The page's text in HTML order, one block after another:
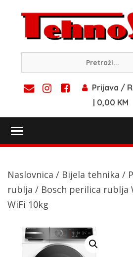
content
Prijava /
| 0,00 KM
Naslovnica / Bijela tehnika /
rublja / Bosch perilica rublja
WiFi 10kg